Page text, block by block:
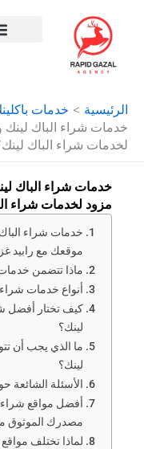
الرئيسية
خدمات باكلينك
خدمات شراء الباك
لخدمات شراء الباك لينك؟
خدمات شراء الباك
مزود لخدمات شراء
خدمات شراء الباك
موقعك مع رابيد
ماذا تتضمن خدمات
أنواع خدمات شراء
كيف تختار أفضل
لينك؟
ما الذي يجب أن
لينك؟
الأسئلة الشائعة
أفضل مواقع شراء
مصدرك الموثوق مع
لماذا تختلف مواقع